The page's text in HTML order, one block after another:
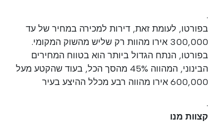
.
בפורטו, לעומת זאת, דירות למכירה במחיר של עד
300,000 אירו מהוות רק שליש מהשוק המקומי.
בפורטו, הנתח הגדול ביותר הוא בטווח המחירים
הבינוני, המהווה 45% מהסך הכל, בעוד שהקטע מעל
600,000 אירו מהווה רבע מכלל ההיצע בעיר
.
קצוות מנו